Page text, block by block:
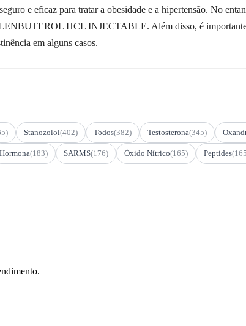
e eficaz para tratar a obesidade e a hipertensão. No
HCL INJECTABLE. Além disso, é
em alguns casos.
Stanozolol(402) Todos(382) Testosterona(345)
Hormona(183) SARMS(176) Óxido Nítrico(165) Peptides